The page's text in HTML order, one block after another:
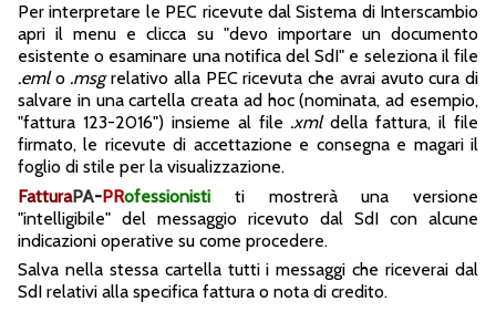
Per interpretare le PEC ricevute dal Sistema di Interscambio
apri il menu e clicca su "devo importare un documento
esistente o esaminare una notifica del SdI" e seleziona il file
.emlo .msgrelativo alla PEC ricevuta che avrai avuto cura di
salvare in una cartella creata ad hoc (nominata, ad esempio,
"fattura 123-2016") insieme al file .xmldella fattura, il file
firmato, le ricevute di accettazione e consegna e magari il
foglio di stile per la visualizzazione.
FatturaPA-PRofessionisti ti mostrerà una versione
"intelligibile" del messaggio ricevuto dal SdI con alcune
indicazioni operative su come procedere.
Salva nella stessa cartella tutti i messaggi che riceverai dal
SdI relativi alla specifica fattura o nota di credito.